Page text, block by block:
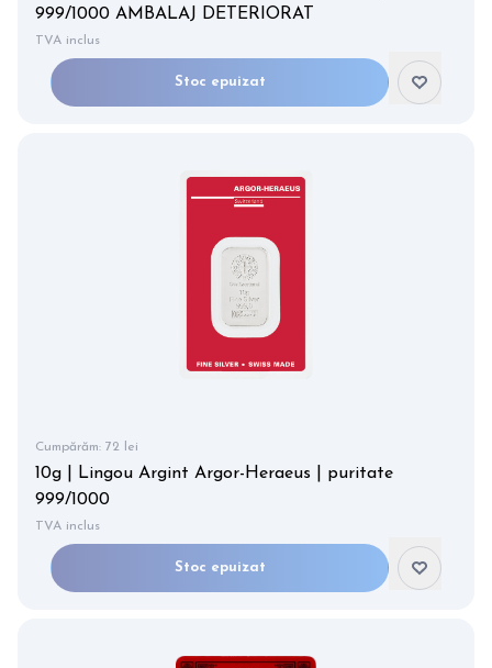
999/1000 AMBALAJ DETERIORAT
TVA inclus
Stoc epuizat
Cumpărăm: 72 lei
10g | Lingou Argint Argor-Heraeus | puritate
999/1000
TVA inclus
Stoc epuizat